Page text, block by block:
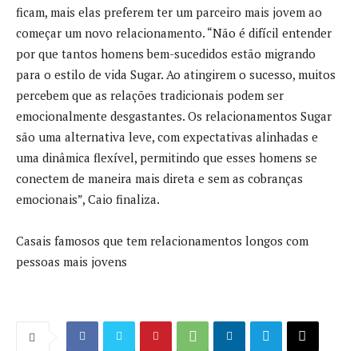
ficam, mais elas preferem ter um parceiro mais jovem ao
começar um novo relacionamento. “Não é difícil entender
por que tantos homens bem-sucedidos estão migrando
para o estilo de vida Sugar. Ao atingirem o sucesso, muitos
percebem que as relações tradicionais podem ser
emocionalmente desgastantes. Os relacionamentos Sugar
são uma alternativa leve, com expectativas alinhadas e
uma dinâmica flexível, permitindo que esses homens se
conectem de maneira mais direta e sem as cobranças
emocionais”, Caio finaliza.
Casais famosos que tem relacionamentos longos com
pessoas mais jovens